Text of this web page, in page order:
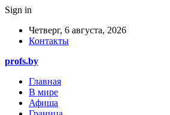
Sign in
Четверг, 6 августа, 2026
Контакты
profs.by
Главная
В мире
Афиша